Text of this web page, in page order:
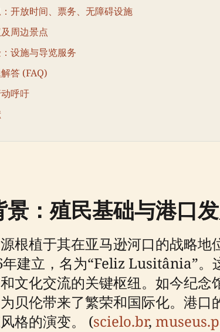
开放时间、票务、无障碍设施
周边景点
设施与导览服务
答 (FAQ)
呼吁
景：殖民基础与港口
根植于其在亚马逊河口的战略地
建立，名为“Feliz Lusitânia”。
文化交流的关键枢纽。如今纪
贝伦带来了繁荣和国际化。港
格的演变。 (scielo.br,